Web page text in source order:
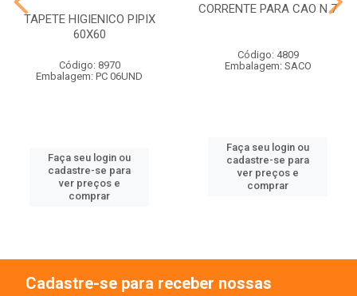
TAPETE HIGIENICO PIPIX
60X60
Código: 8970
Embalagem: PC 06UND
Faça seu login ou
cadastre-se para
ver preços e
comprar
CORRENTE PARA CAO N 7
Código: 4809
Embalagem: SACO
Faça seu login ou
cadastre-se para
ver preços e
comprar
Cadastre-se para receber nossas